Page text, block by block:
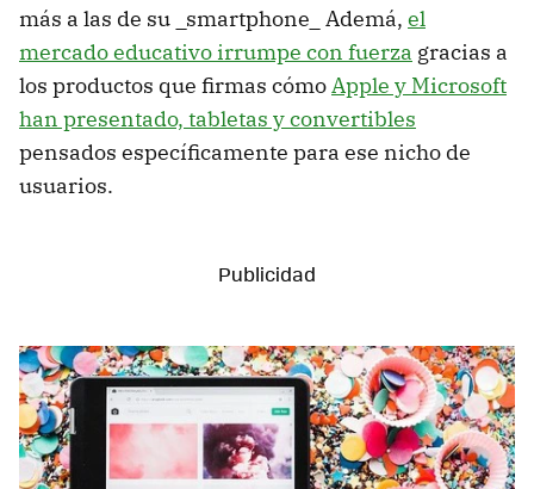
más a las de su _smartphone_ Ademá, el
mercado educativo irrumpe con fuerza gracias a
los productos que firmas cómoApple y Microsoft
han presentado, tabletas y convertibles
pensados específicamente para ese nicho de
usuarios.